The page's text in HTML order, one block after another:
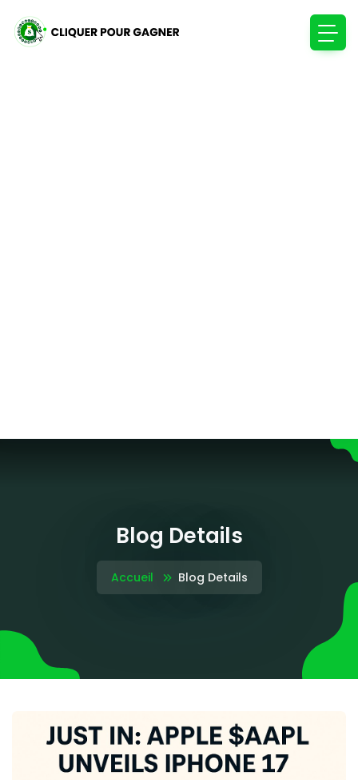
Blog Details
Accueil Blog Details